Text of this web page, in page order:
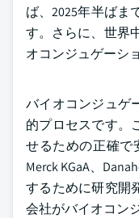
ば、2025年半ばま
す。さらに、世界
オコンジュゲーシ
バイオコンジュゲ
的プロセスです。
せるための正確で
Merck KGaA、
するために研究開
会社がバイオコン